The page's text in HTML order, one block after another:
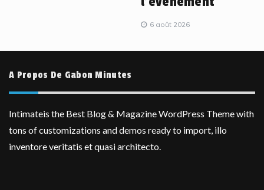
6 août 2026
A Propos De Gabon Minutes
Intimateis the Best Blog & Magazine WordPress Theme with
tons of customizations and demos ready to import, illo
inventore veritatis et quasi architecto.